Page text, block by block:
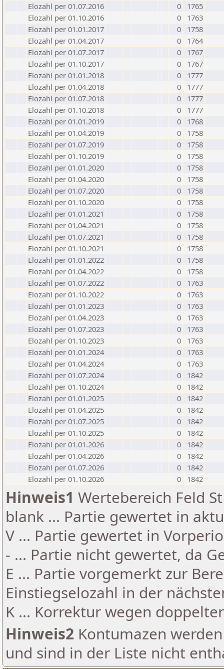
Elozahl per 01.07.2016
0
1765
Elozahl per 01.10.2016
0
1763
Elozahl per 01.01.2017
0
1758
Elozahl per 01.04.2017
0
1764
Elozahl per 01.07.2017
0
1767
Elozahl per 01.10.2017
0
1767
Elozahl per 01.01.2018
0
1777
Elozahl per 01.04.2018
0
1777
Elozahl per 01.07.2018
0
1777
Elozahl per 01.10.2018
0
1777
Elozahl per 01.01.2019
0
1768
Elozahl per 01.04.2019
0
1758
Elozahl per 01.07.2019
0
1758
Elozahl per 01.10.2019
0
1758
Elozahl per 01.01.2020
0
1758
Elozahl per 01.04.2020
0
1758
Elozahl per 01.07.2020
0
1758
Elozahl per 01.10.2020
0
1758
Elozahl per 01.01.2021
0
1758
Elozahl per 01.04.2021
0
1758
Elozahl per 01.07.2021
0
1758
Elozahl per 01.10.2021
0
1758
Elozahl per 01.01.2022
0
1758
Elozahl per 01.04.2022
0
1758
Elozahl per 01.07.2022
0
1763
Elozahl per 01.10.2022
0
1763
Elozahl per 01.01.2023
0
1763
Elozahl per 01.04.2023
0
1763
Elozahl per 01.07.2023
0
1763
Elozahl per 01.10.2023
0
1763
Elozahl per 01.01.2024
0
1763
Elozahl per 01.04.2024
0
1763
Elozahl per 01.07.2024
0
1842
Elozahl per 01.10.2024
0
1842
Elozahl per 01.01.2025
0
1842
Elozahl per 01.04.2025
0
1842
Elozahl per 01.07.2025
0
1842
Elozahl per 01.10.2025
0
1842
Elozahl per 01.01.2026
0
1842
Elozahl per 01.04.2026
0
1842
Elozahl per 01.07.2026
0
1842
Elozahl per 01.10.2026
0 1842
Hinweis1 Wertebereich Feld
blank ... Partie gewertet in
V ... Partie gewertet in
- ... Partie nicht gewertet, da
E ... Partie vorgemerkt zur
Einstiegselozahl in der
K ... Korrektur wegen
Hinweis2 Kontumazen
und sind in der Liste nicht